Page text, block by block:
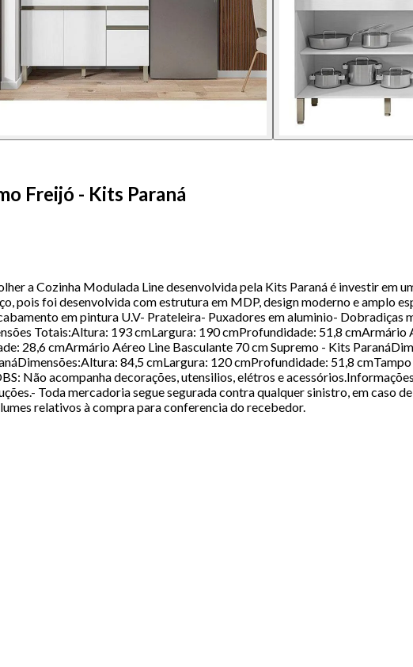
Freijó - Kits Paraná
a Cozinha Modulada Line desenvolvida pela Kits Paraná é investir em
pois foi desenvolvida com estrutura em MDP, design moderno e amplo
em pintura U.V- Prateleira- Puxadores em aluminio- Dobradiças
Totais:Altura: 193 cmLargura: 190 cmProfundidade: 51,8 cmArmário
28,6 cmArmário Aéreo Line Basculante 70 cm Supremo - Kits
84,5 cmLargura: 120 cmProfundidade: 51,8
Não acompanha decorações, utensilios, elétros e
Toda mercadoria segue segurada contra qualquer sinistro, em caso
relativos à compra para conferencia do recebedor.